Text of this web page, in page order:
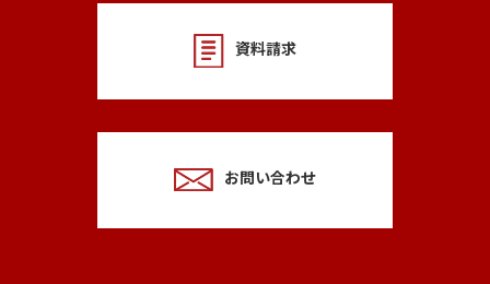
資料請求
お問い合わせ